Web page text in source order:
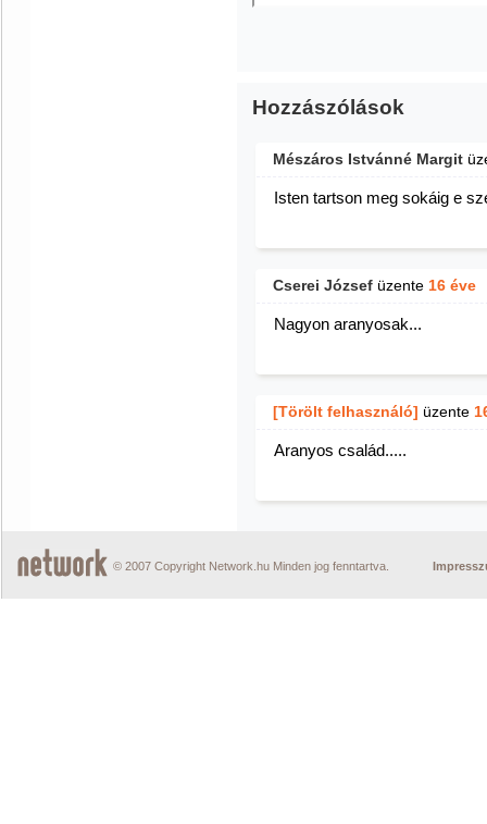
Hozzászólások
Mészáros Istvánné Margit
Isten tartson meg sokáig e
Cserei József üzente 16 éve
Nagyon aranyosak...
[Törölt felhasználó] üzente
Aranyos család.....
© 2007 Copyright Network.hu Minden jog fenntartva.